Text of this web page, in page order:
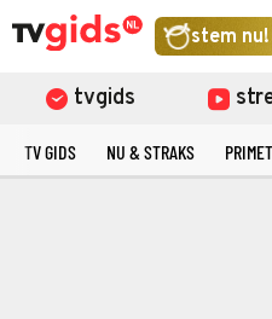
stem nu!
tvgids
TV GIDS NU & STRAKS